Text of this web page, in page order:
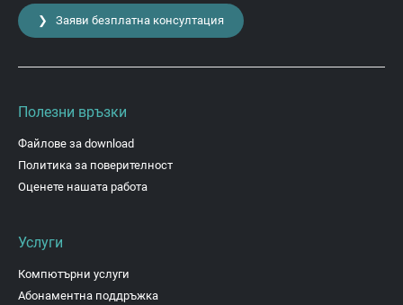
❯ Заяви безплатна консултация
Полезни връзки
Файлове за download
Политика за поверителност
Оценете нашата работа
Услуги
Компютърни услуги
Абонаментна поддръжка